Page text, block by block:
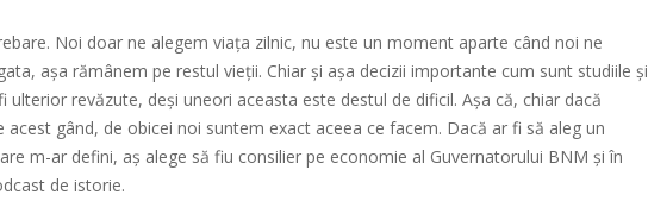
Noi doar ne alegem viața zilnic, nu este un moment aparte când noi ne
așa rămânem pe restul vieții. Chiar și așa decizii importante cum sunt studiile și
ulterior revăzute, deși uneori aceasta este destul de dificil. Așa că, chiar dacă
acest gând, de obicei noi suntem exact aceea ce facem. Dacă ar fi să aleg un
m-ar defini, aș alege să fiu consilier pe economie al Guvernatorului BNM și în
de istorie.